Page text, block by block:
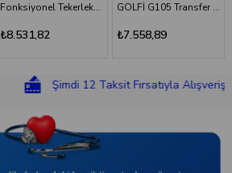
Fonksiyonel Tekerlekli Sandalye
₺8.531,82
GOLFİ G105 Transfer Sandalyesi
₺7.558,89
Şimdi 12 Taksit Fırsatıyla Alışverişe Başla!